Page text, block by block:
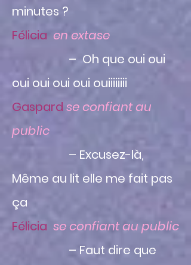
minutes ?
Félicia en extase
– Oh que oui oui
oui oui oui oui ouiiiiiiii
Gaspard se confiant au
public
– Excusez-là,
Même au lit elle me fait pas
ça
Félicia se confiant au public
– Faut dire que